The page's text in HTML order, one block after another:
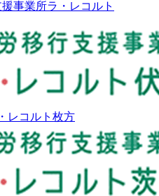
事業所ラ・レコルト